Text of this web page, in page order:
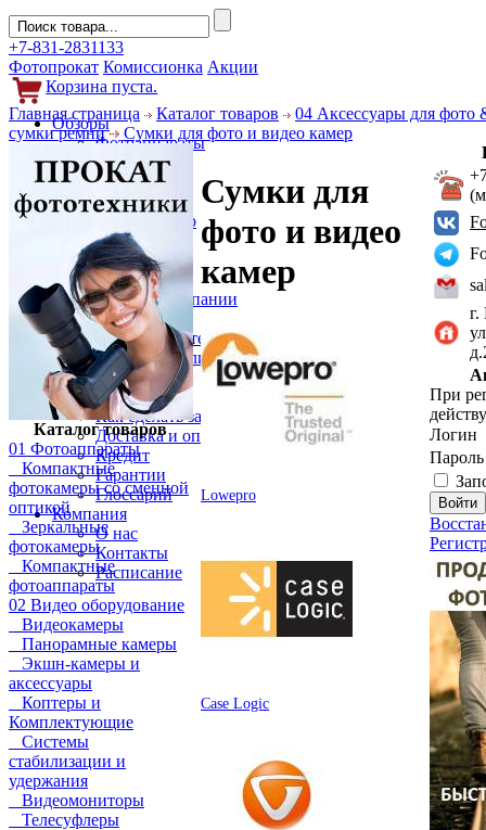
+7-831-2831133
Фотопрокат Комиссионка Акции
Корзина пуста.
Обзоры
Фотоаппараты
Объективы
Фильтры
Новости
Фото и видео
Гаджеты
Аксессуары
Слухи
Новости компании
Услуги
Прокат фототехники
Выкуп и реализация
Покупателям
Акции
Как сделать заказ
Доставка и оплата
Кредит
Гарантии
Глоссарий
Компания
О нас
Контакты
Расписание
Главная страница Каталог товаров
04 Аксессуары для фото
сумки ремни
Сумки для фото и видео камер
Каталог товаров
01 Фотоаппараты
Компактные
фотокамеры со сменной
оптикой
Зеркальные
фотокамеры
Компактные
фотоаппараты
02 Видео оборудование
Видеокамеры
Панорамные камеры
Экшн-камеры и
аксессуары
Коптеры и
Комплектующие
Системы
стабилизации и
удержания
Видеомониторы
Телесуфлеры
Сумки для
фото и видео
камер
Lowepro
Case Logic
При
Логин